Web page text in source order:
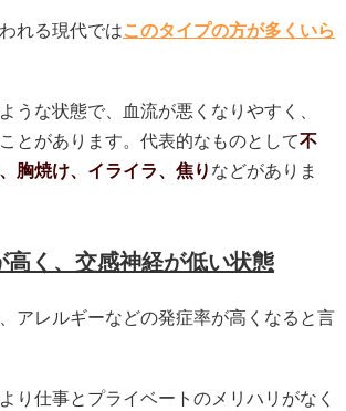
れる現代ではこのタイプの方が多くいら
うな状態で、血流が悪くなりやすく、
とがあります。代表的なものとして不
胸焼け、イライラ、焦り などがありま
高く、交感神経が低い状態
アレルギーなどの発症率が高くなると言
り仕事とプライベートのメリハリがなく